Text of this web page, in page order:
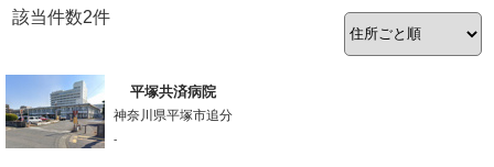
該当件数2件
平塚共済病院
神奈川県平塚市追分
-